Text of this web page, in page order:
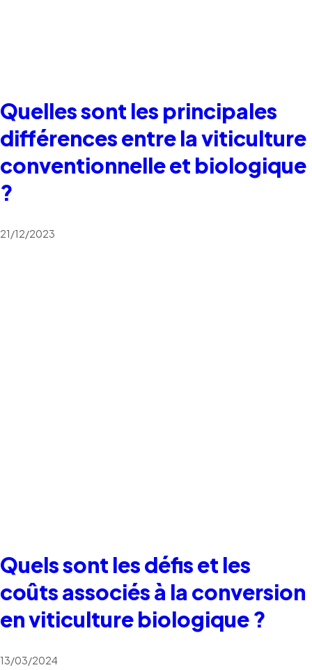
Quelles sont les principales
différences entre la viticulture
conventionnelle et biologique
?
21/12/2023
Quels sont les défis et les
coûts associés à la conversion
en viticulture biologique ?
13/03/2024